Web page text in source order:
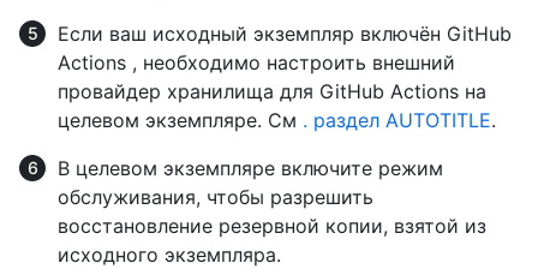
Если ваш исходный экземпляр включён GitHub
Actions , необходимо настроить внешний
провайдер хранилища для GitHub Actions на
целевом экземпляре. См . раздел AUTOTITLE.
В целевом экземпляре включите режим
обслуживания, чтобы разрешить
восстановление резервной копии, взятой из
исходного экземпляра.